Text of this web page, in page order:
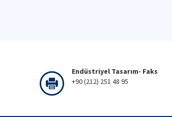
Endüstriyel Tasarım- Faks
+90 (212) 251 48 95